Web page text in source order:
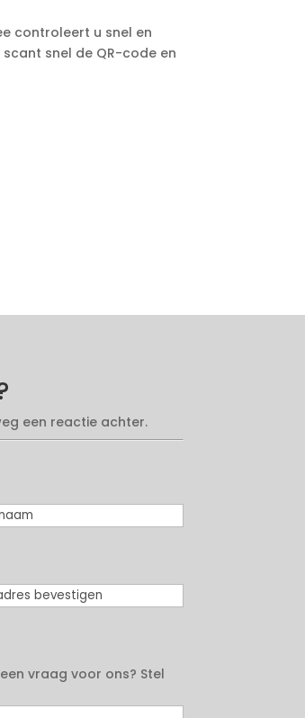
controleert u snel en
snel de QR-code en
een reactie achter.
vraag voor ons? Stel